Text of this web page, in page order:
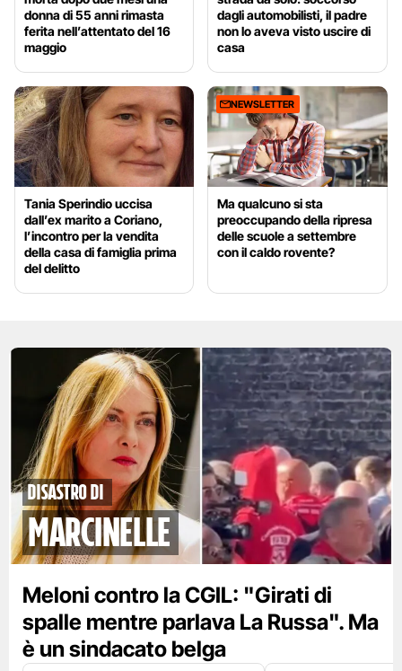
donna di 55 anni rimasta
ferita nell’attentato del 16
maggio
dagli automobilisti, il padre
non lo aveva visto uscire di
casa
Tania Sperindio uccisa
dall’ex marito a Coriano,
l’incontro per la vendita
della casa di famiglia prima
del delitto
NEWSLETTER
Ma qualcuno si sta
preoccupando della ripresa
delle scuole a settembre
con il caldo rovente?
disastro di
marcinelle
Meloni contro la CGIL: "Girati di
spalle mentre parlava La Russa". Ma
è un sindacato belga